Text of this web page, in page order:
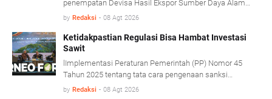
penempatan Devisa Hasil Ekspor Sumber Daya Alam
(DHE SDA) menjadi 50 persen dinilai perlu
usaha industri kelapa sawit.
by Redaksi - 08 Agt 2026
Ketidakpastian Regulasi Bisa Hambat Investasi
Sawit
lImplementasi Peraturan Pemerintah (PP) Nomor 45
Tahun 2025 tentang tata cara pengenaan sanksi
administratif di bidang kehutanan diharapkan mampu
by Redaksi - 08 Agt 2026